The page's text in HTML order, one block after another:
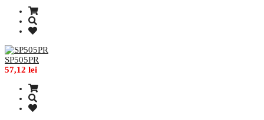
SP505PR
57,12 lei